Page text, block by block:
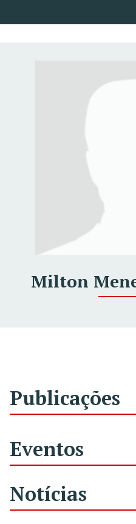
Milton
Publicações
Eventos
Notícias